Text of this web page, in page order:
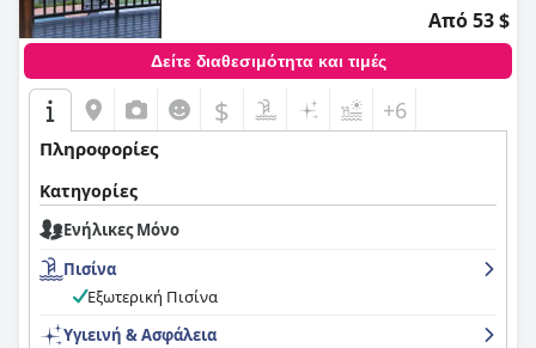
Από 53 $
Δείτε διαθεσιμότητα και τιμές
$ +6
Πληροφορίες
Κατηγορίες
Ενήλικες Μόνο
Πισίνα
Εξωτερική Πισίνα
Υγιεινή & Ασφάλεια